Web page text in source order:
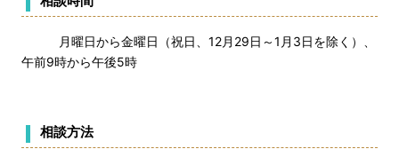
月曜日から金曜日（祝日、12月29日～1月3日を除く）、
午前9時から午後5時
相談方法